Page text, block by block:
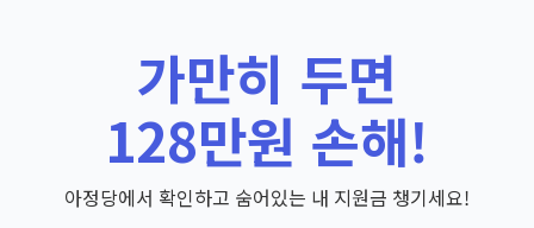
가만히 두면
128만원 손해!
아정당에서 확인하고 숨어있는 내 지원금 챙기세요!